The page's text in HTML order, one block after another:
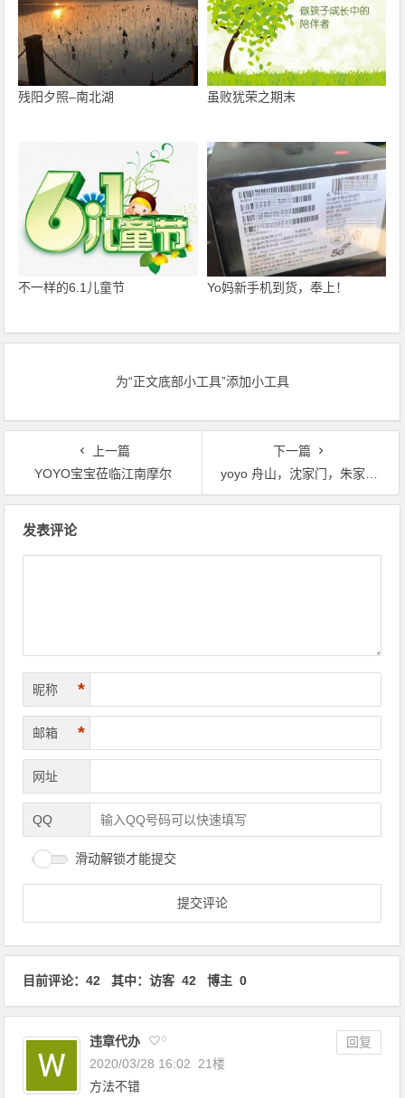
残阳夕照–南北湖 虽败犹荣之期末
不一样的6.1儿童节 Yo妈新手机到货，奉上！
为“正文底部小工具”添加小工具
上一篇
YOYO宝宝莅临江南摩尔
下一篇
yoyo 舟山，沈家门，朱家尖，普陀二日游
发表评论
昵称 *
邮箱 *
网址
QQ
滑动解锁才能提交
目前评论：42 其中：访客 42 博主 0
违章代办 0
回复
2020/03/28 16:02
21楼
方法不错